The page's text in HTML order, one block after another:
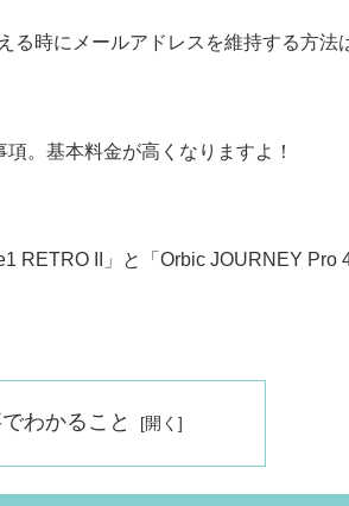
る時にメールアドレスを維持する方法
。基本料金が高くなりますよ！
RETRO II」と「Orbic JOURNEY Pro
わかること